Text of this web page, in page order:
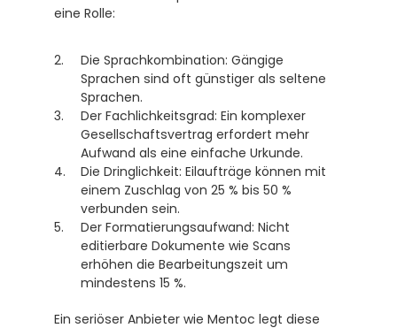
eine Rolle:
Die Sprachkombination: Gängige
Sprachen sind oft günstiger als seltene
Sprachen.
Der Fachlichkeitsgrad: Ein komplexer
Gesellschaftsvertrag erfordert mehr
Aufwand als eine einfache Urkunde.
Die Dringlichkeit: Eilaufträge können mit
einem Zuschlag von 25 % bis 50 %
verbunden sein.
Der Formatierungsaufwand: Nicht
editierbare Dokumente wie Scans
erhöhen die Bearbeitungszeit um
mindestens 15 %.